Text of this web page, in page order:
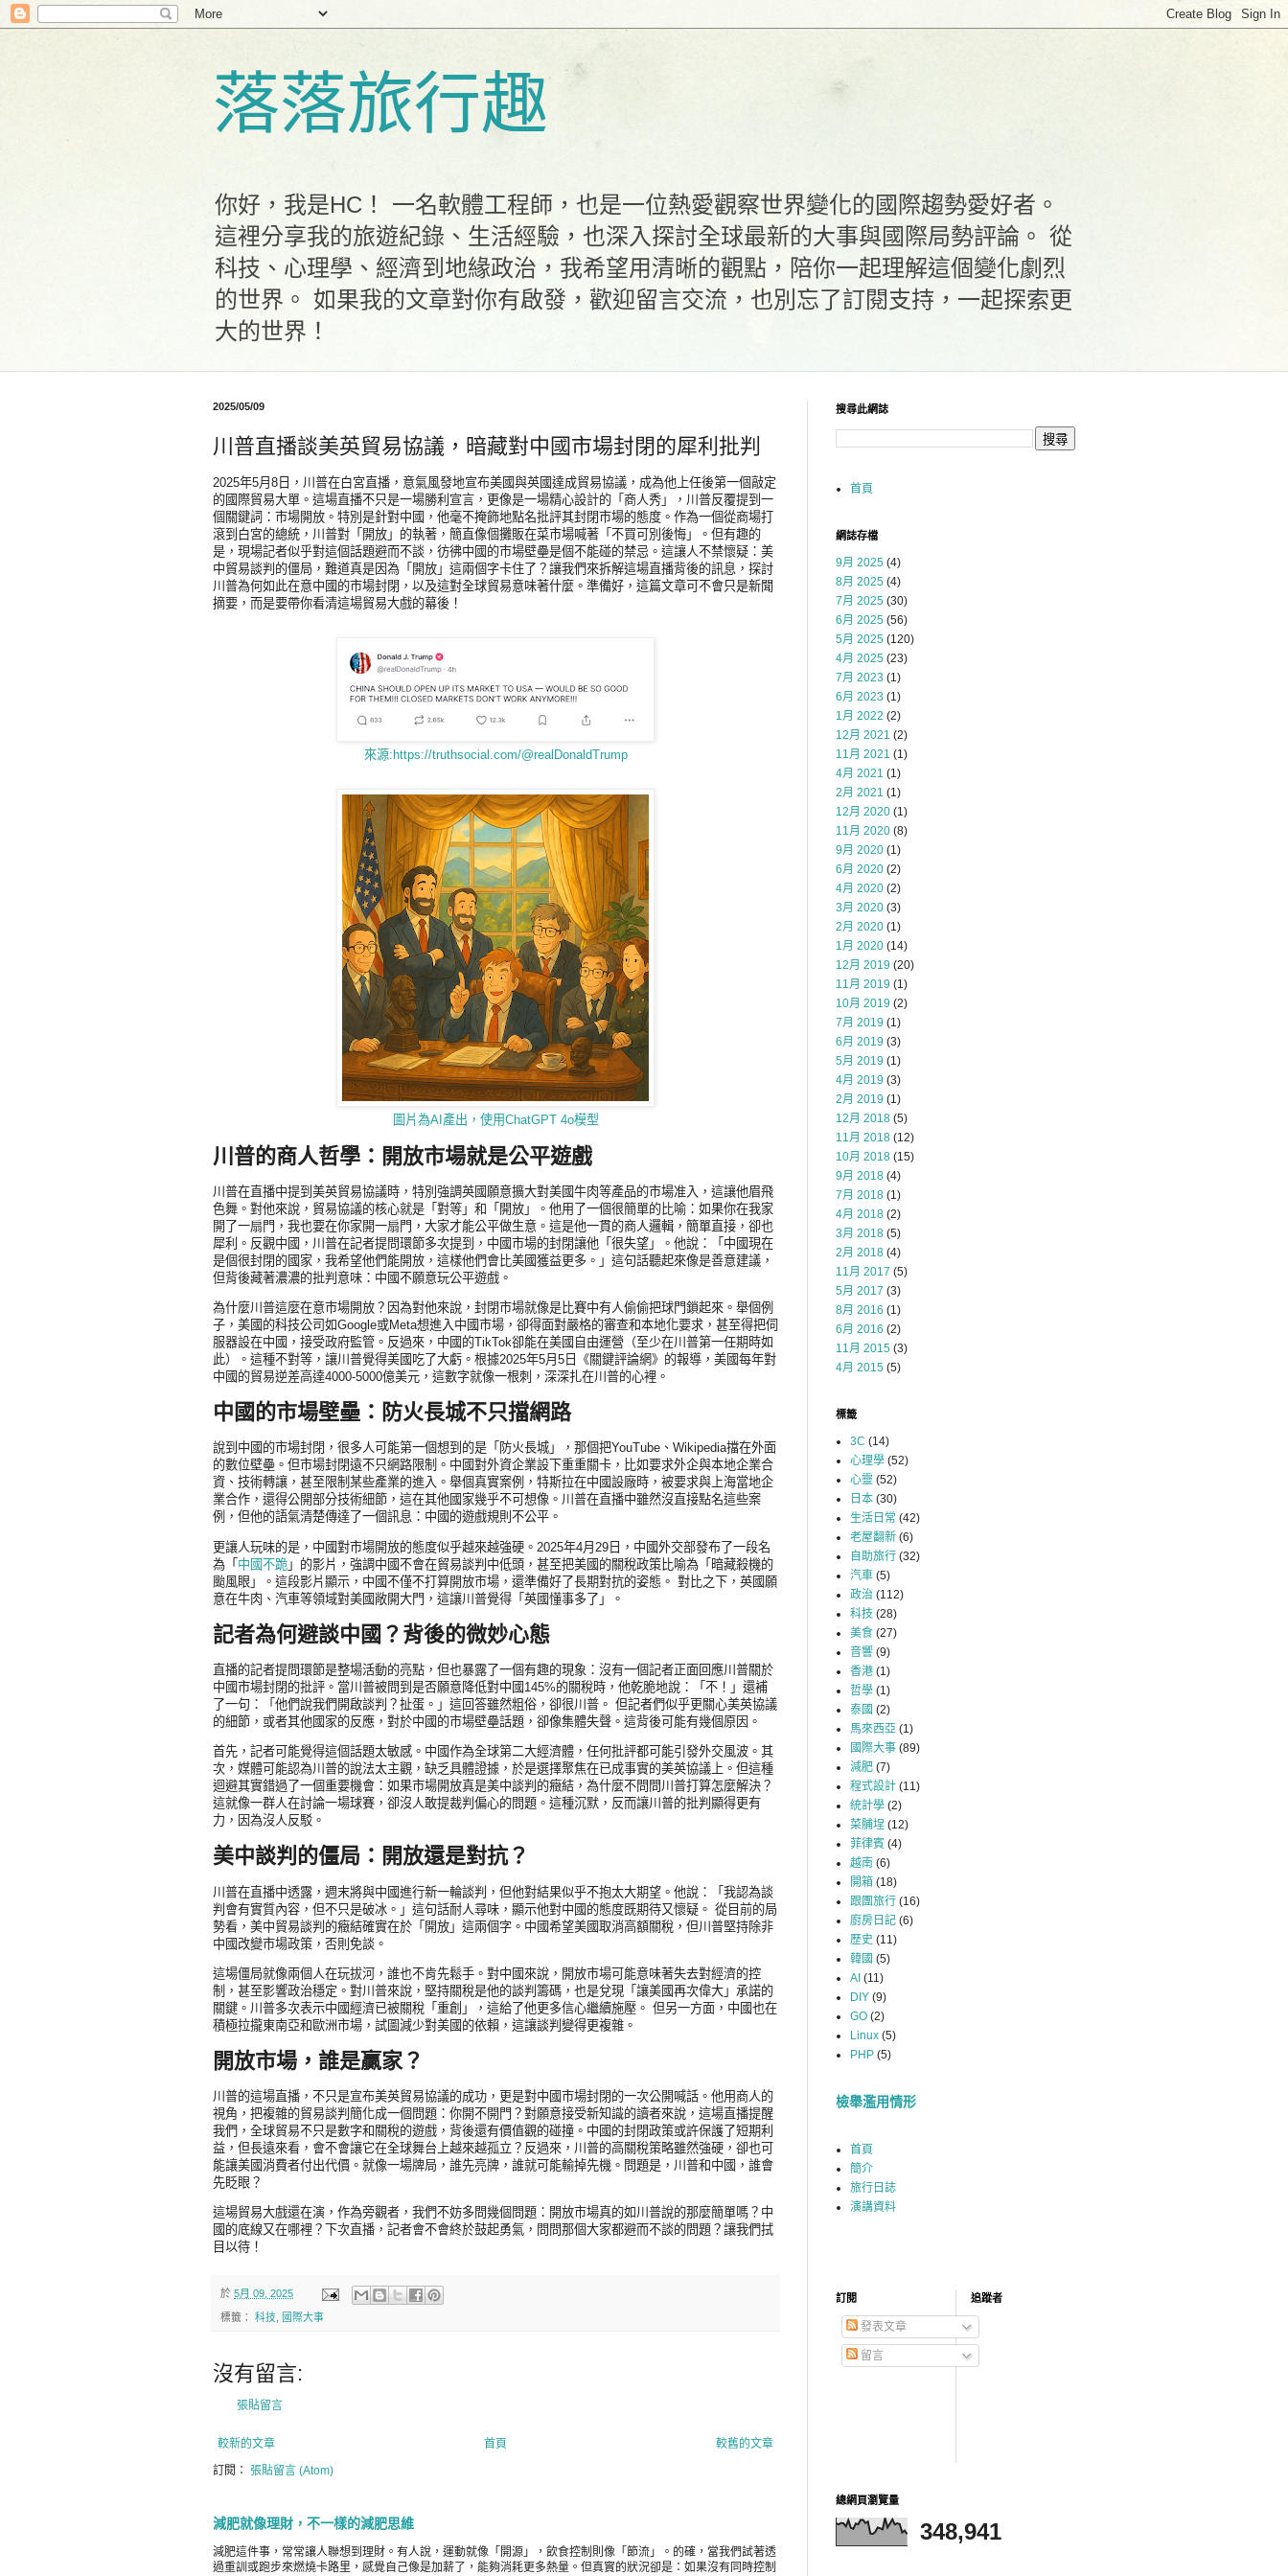
落落旅行趣
你好，我是HC！ 一名軟體工程師，也是一位熱愛觀察世界變化的國際趨勢愛好者。
這裡分享我的旅遊紀錄、生活經驗，也深入探討全球最新的大事與國際局勢評論。 從
科技、心理學、經濟到地緣政治，我希望用清晰的觀點，陪你一起理解這個變化劇烈
的世界。 如果我的文章對你有啟發，歡迎留言交流，也別忘了訂閱支持，一起探索更
大的世界！
2025/05/09
川普直播談美英貿易協議，暗藏對中國市場封閉的犀利批判
2025年5月8日，川普在白宮直播，意氣風發地宣布美國與英國達成貿易協議，成為他上任後第一個敲定
的國際貿易大單。這場直播不只是一場勝利宣言，更像是一場精心設計的「商人秀」，川普反覆提到一
個關鍵詞：市場開放。特別是針對中國，他毫不掩飾地點名批評其封閉市場的態度。作為一個從商場打
滾到白宮的總統，川普對「開放」的執著，簡直像個攤販在菜市場喊著「不買可別後悔」。但有趣的
是，現場記者似乎對這個話題避而不談，彷彿中國的市場壁壘是個不能碰的禁忌。這讓人不禁懷疑：美
中貿易談判的僵局，難道真是因為「開放」這兩個字卡住了？讓我們來拆解這場直播背後的訊息，探討
川普為何如此在意中國的市場封閉，以及這對全球貿易意味著什麼。準備好，這篇文章可不會只是新聞
摘要，而是要帶你看清這場貿易大戲的幕後！
來源:https://truthsocial.com/@realDonaldTrump
圖片為AI產出，使用ChatGPT 4o模型
川普的商人哲學：開放市場就是公平遊戲
川普在直播中提到美英貿易協議時，特別強調英國願意擴大對美國牛肉等產品的市場准入，這讓他眉飛
色舞。對他來說，貿易協議的核心就是「對等」和「開放」。他用了一個很簡單的比喻：如果你在我家
開了一扇門，我也要在你家開一扇門，大家才能公平做生意。這是他一貫的商人邏輯，簡單直接，卻也
犀利。反觀中國，川普在記者提問環節多次提到，中國市場的封閉讓他「很失望」。他說：「中國現在
是個很封閉的國家，我希望他們能開放，這樣他們會比美國獲益更多。」這句話聽起來像是善意建議，
但背後藏著濃濃的批判意味：中國不願意玩公平遊戲。
為什麼川普這麼在意市場開放？因為對他來說，封閉市場就像是比賽中有人偷偷把球門鎖起來。舉個例
子，美國的科技公司如Google或Meta想進入中國市場，卻得面對嚴格的審查和本地化要求，甚至得把伺
服器設在中國，接受政府監管。反過來，中國的TikTok卻能在美國自由運營（至少在川普第一任期時如
此）。這種不對等，讓川普覺得美國吃了大虧。根據2025年5月5日《關鍵評論網》的報導，美國每年對
中國的貿易逆差高達4000-5000億美元，這數字就像一根刺，深深扎在川普的心裡。
中國的市場壁壘：防火長城不只擋網路
說到中國的市場封閉，很多人可能第一個想到的是「防火長城」，那個把YouTube、Wikipedia擋在外面
的數位壁壘。但市場封閉遠不只網路限制。中國對外資企業設下重重關卡，比如要求外企與本地企業合
資、技術轉讓，甚至限制某些產業的進入。舉個真實案例，特斯拉在中國設廠時，被要求與上海當地企
業合作，還得公開部分技術細節，這在其他國家幾乎不可想像。川普在直播中雖然沒直接點名這些案
例，但他的語氣清楚傳達了一個訊息：中國的遊戲規則不公平。
更讓人玩味的是，中國對市場開放的態度似乎越來越強硬。2025年4月29日，中國外交部發布了一段名
為「 中國不跪 」的影片，強調中國不會在貿易談判中低頭，甚至把美國的關稅政策比喻為「暗藏殺機的
颱風眼」。這段影片顯示，中國不僅不打算開放市場，還準備好了長期對抗的姿態。 對比之下，英國願
意在牛肉、汽車等領域對美國敞開大門，這讓川普覺得「英國懂事多了」。
記者為何避談中國？背後的微妙心態
直播的記者提問環節是整場活動的亮點，但也暴露了一個有趣的現象：沒有一個記者正面回應川普關於
中國市場封閉的批評。當川普被問到是否願意降低對中國145%的關稅時，他乾脆地說：「不！」還補
了一句：「他們說我們開啟談判？扯蛋。」這回答雖然粗俗，卻很川普。 但記者們似乎更關心美英協議
的細節，或者其他國家的反應，對於中國的市場壁壘話題，卻像集體失聲。這背後可能有幾個原因。
首先，記者可能覺得這個話題太敏感。中國作為全球第二大經濟體，任何批評都可能引發外交風波。其
次，媒體可能認為川普的說法太主觀，缺乏具體證據，於是選擇聚焦在已成事實的美英協議上。但這種
迴避其實錯過了一個重要機會：如果市場開放真是美中談判的癥結，為什麼不問問川普打算怎麼解決？
這就像一群人在討論一場球賽，卻沒人敢提裁判偏心的問題。這種沉默，反而讓川普的批判顯得更有
力，因為沒人反駁。
美中談判的僵局：開放還是對抗？
川普在直播中透露，週末將與中國進行新一輪談判，但他對結果似乎不抱太大期望。他說：「我認為談
判會有實質內容，但不只是破冰。」這句話耐人尋味，顯示他對中國的態度既期待又懷疑。 從目前的局
勢看，美中貿易談判的癥結確實在於「開放」這兩個字。中國希望美國取消高額關稅，但川普堅持除非
中國改變市場政策，否則免談。
這場僵局就像兩個人在玩拔河，誰也不肯先鬆手。對中國來說，開放市場可能意味著失去對經濟的控
制，甚至影響政治穩定。對川普來說，堅持關稅是他的談判籌碼，也是兌現「讓美國再次偉大」承諾的
關鍵。川普多次表示中國經濟已被關稅「重創」，這給了他更多信心繼續施壓。 但另一方面，中國也在
積極拉攏東南亞和歐洲市場，試圖減少對美國的依賴，這讓談判變得更複雜。
開放市場，誰是贏家？
川普的這場直播，不只是宣布美英貿易協議的成功，更是對中國市場封閉的一次公開喊話。他用商人的
視角，把複雜的貿易談判簡化成一個問題：你開不開門？對願意接受新知識的讀者來說，這場直播提醒
我們，全球貿易不只是數字和關稅的遊戲，背後還有價值觀的碰撞。中國的封閉政策或許保護了短期利
益，但長遠來看，會不會讓它在全球舞台上越來越孤立？反過來，川普的高關稅策略雖然強硬，卻也可
能讓美國消費者付出代價。就像一場牌局，誰先亮牌，誰就可能輸掉先機。問題是，川普和中國，誰會
先眨眼？
這場貿易大戲還在演，作為旁觀者，我們不妨多問幾個問題：開放市場真的如川普說的那麼簡單嗎？中
國的底線又在哪裡？下次直播，記者會不會終於鼓起勇氣，問問那個大家都避而不談的問題？讓我們拭
目以待！
於 5月 09, 2025
標籤： 科技 國際大事
沒有留言:
張貼留言
較新的文章 較舊的文章
首頁
訂閱： 張貼留言 (Atom)
減肥就像理財，不一樣的減肥思維
減肥這件事，常常讓人聯想到理財。有人說，運動就像「開源」，飲食控制則像「節流」。的確，當我們試著透
過重訓或跑步來燃燒卡路里，感覺自己像是加薪了，能夠消耗更多熱量。但真實的狀況卻是：如果沒有同時控制
搜尋此網誌
首頁
網誌存檔
9月 2025 (4)
8月 2025 (4)
7月 2025 (30)
6月 2025 (56)
5月 2025 (120)
4月 2025 (23)
7月 2023 (1)
6月 2023 (1)
1月 2022 (2)
12月 2021 (2)
11月 2021 (1)
4月 2021 (1)
2月 2021 (1)
12月 2020 (1)
11月 2020 (8)
9月 2020 (1)
6月 2020 (2)
4月 2020 (2)
3月 2020 (3)
2月 2020 (1)
1月 2020 (14)
12月 2019 (20)
11月 2019 (1)
10月 2019 (2)
7月 2019 (1)
6月 2019 (3)
5月 2019 (1)
4月 2019 (3)
2月 2019 (1)
12月 2018 (5)
11月 2018 (12)
10月 2018 (15)
9月 2018 (4)
7月 2018 (1)
4月 2018 (2)
3月 2018 (5)
2月 2018 (4)
11月 2017 (5)
5月 2017 (3)
8月 2016 (1)
6月 2016 (2)
11月 2015 (3)
4月 2015 (5)
標籤
3C (14)
心理學 (52)
心靈 (52)
日本 (30)
生活日常 (42)
老屋翻新 (6)
自助旅行 (32)
汽車 (5)
政治 (112)
科技 (28)
美食 (27)
音響 (9)
香港 (1)
哲學 (1)
泰國 (2)
馬來西亞 (1)
國際大事 (89)
減肥 (7)
程式設計 (11)
統計學 (2)
菜脯埕 (12)
菲律賓 (4)
越南 (6)
開箱 (18)
跟團旅行 (16)
廚房日記 (6)
歷史 (11)
韓國 (5)
AI (11)
DIY (9)
GO (2)
Linux (5)
PHP (5)
檢舉濫用情形
首頁
簡介
旅行日誌
演講資料
訂閱
發表文章
留言
追蹤者
總網頁瀏覽量
348,941